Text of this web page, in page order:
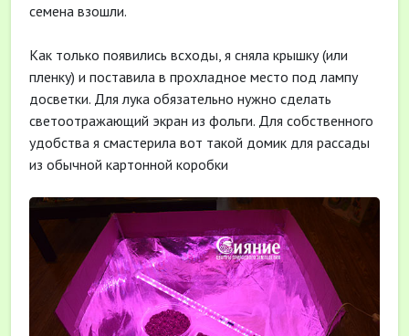
семена взошли.
Как только появились всходы, я сняла крышку (или
пленку) и поставила в прохладное место под лампу
досветки. Для лука обязательно нужно сделать
светоотражающий экран из фольги. Для собственного
удобства я смастерила вот такой домик для рассады
из обычной картонной коробки